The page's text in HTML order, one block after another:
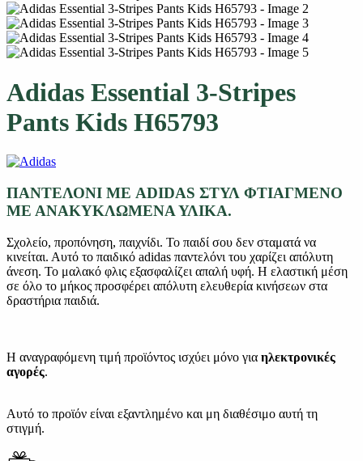
Adidas Essential 3-Stripes
Pants Kids H65793
ΠΑΝΤΕΛΟΝΙ ΜΕ ADIDAS ΣΤΥΛ ΦΤΙΑΓΜΕΝΟ
ΜΕ ΑΝΑΚΥΚΛΩΜΕΝΑ ΥΛΙΚΑ.
Σχολείο, προπόνηση, παιχνίδι. Το παιδί σου δεν σταματά να
κινείται. Αυτό το παιδικό adidas παντελόνι του χαρίζει απόλυτη
άνεση. Το μαλακό φλις εξασφαλίζει απαλή υφή. Η ελαστική μέση
σε όλο το μήκος προσφέρει απόλυτη ελευθερία κινήσεων στα
δραστήρια παιδιά.
Η αναγραφόμενη τιμή προϊόντος ισχύει μόνο για ηλεκτρονικές
αγορές.
Αυτό το προϊόν είναι εξαντλημένο και μη διαθέσιμο αυτή τη
στιγμή.